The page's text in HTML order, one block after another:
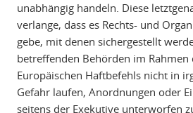
unabhängig handeln. Diese
verlange, dass es Rechts- und
gebe, mit denen sichergestellt
betreffenden Behörden im Rahmen
Europäischen Haftbefehls nicht in
Gefahr laufen, Anordnungen oder
seitens der Exekutive unterworfen